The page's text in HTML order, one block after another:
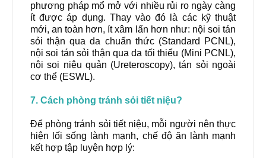
phương pháp mổ mở với nhiều rủi ro ngày càng
ít được áp dụng. Thay vào đó là các kỹ thuật
mới, an toàn hơn, ít xâm lấn hơn như: nội soi tán
sỏi thận qua da chuẩn thức (Standard PCNL),
nội soi tán sỏi thận qua da tối thiểu (Mini PCNL),
nội soi niệu quản (Ureteroscopy), tán sỏi ngoài
cơ thể (ESWL).
7. Cách phòng tránh sỏi tiết niệu?
Để phòng tránh sỏi tiết niệu, mỗi người nên thực
hiện lối sống lành mạnh, chế độ ăn lành mạnh
kết hợp tập luyện hợp lý: